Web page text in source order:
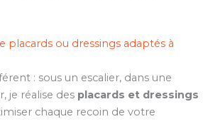
placards ou dressings adaptés à
: sous un escalier, dans une
je réalise des placards et dressings
chaque recoin de votre